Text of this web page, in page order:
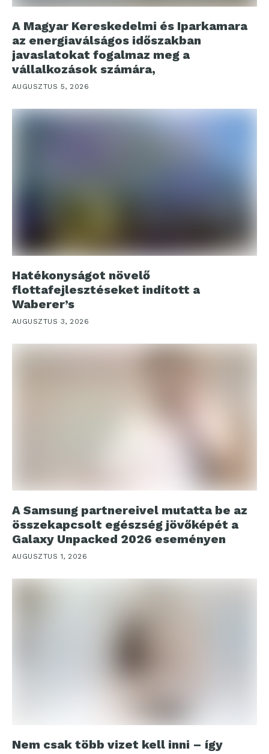
A Magyar Kereskedelmi és Iparkamara
az energiaválságos időszakban
javaslatokat fogalmaz meg a
vállalkozások számára,
AUGUSZTUS 5, 2026
Hatékonyságot növelő
flottafejlesztéseket indított a
Waberer’s
AUGUSZTUS 3, 2026
A Samsung partnereivel mutatta be az
összekapcsolt egészség jövőképét a
Galaxy Unpacked 2026 eseményen
AUGUSZTUS 1, 2026
Nem csak több vizet kell inni – így